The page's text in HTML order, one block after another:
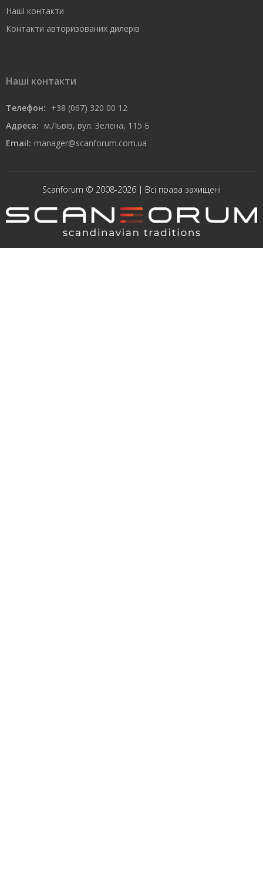
Наші контакти
Контакти авторизованих дилерів
Наші контакти
Телефон: +38 (067) 320 00 12
Адреса: м.Львів, вул. Зелена, 115 Б
Email: manager@scanforum.com.ua
Scanforum © 2008-2026 | Всі права захищені